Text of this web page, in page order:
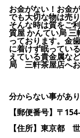
お金がない！お金
でも大切な物は売
そんな時は質をご
質屋 かんてい局
っております。金
に着けず眠ってい
えている貴金属な
局 三軒茶屋店へお
分からない事があ
【郵便番号】〒
【住所】東京都